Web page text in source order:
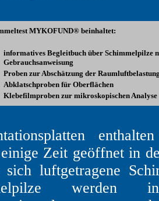
MYKOFUND® beinhaltet:
informatives Begleitbuch über Schimmelpilze
Gebrauchsanweisung
Proben zur Abschätzung der
Abklatschproben für Oberflächen
Klebefilmproben zur mikroskopischen
Zeit geöffnet in
sich luftgetragene
werden